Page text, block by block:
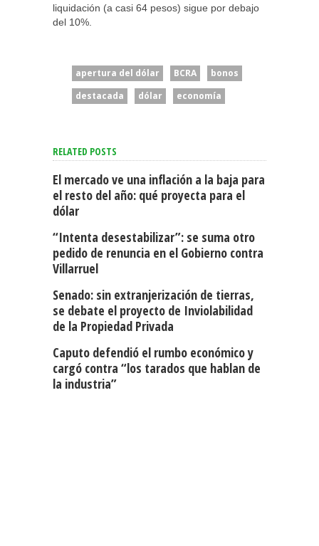
liquidación (a casi 64 pesos) sigue por debajo
del 10%.
apertura del dólar BCRA
bonos
destacada
dólar economía
RELATED POSTS
El mercado ve una inflación a la baja para
el resto del año: qué proyecta para el
dólar
“Intenta desestabilizar”: se suma otro
pedido de renuncia en el Gobierno contra
Villarruel
Senado: sin extranjerización de tierras,
se debate el proyecto de Inviolabilidad
de la Propiedad Privada
Caputo defendió el rumbo económico y
cargó contra “los tarados que hablan de
la industria”